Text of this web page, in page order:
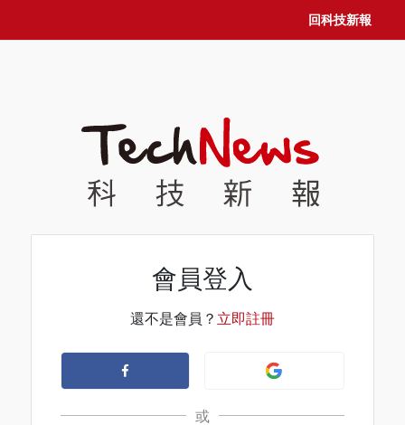
回科技新報
會員登入
還不是會員？ 立即註冊
或